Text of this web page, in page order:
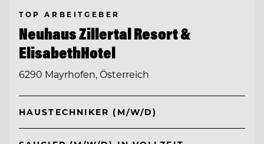
TOP ARBEITGEBER
Neuhaus Zillertal Resort &
ElisabethHotel
6290 Mayrhofen, Österreich
HAUSTECHNIKER (M/W/D)